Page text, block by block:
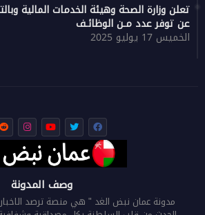
تعلن وزارة الصحة وهيئة الخدمات المالية
عن توفر عدد مـن الوظائـف
الخميس 17 يوليو 2025
وصف المدونة
مدونة عمان نبض الغد " هي منصة ترصد